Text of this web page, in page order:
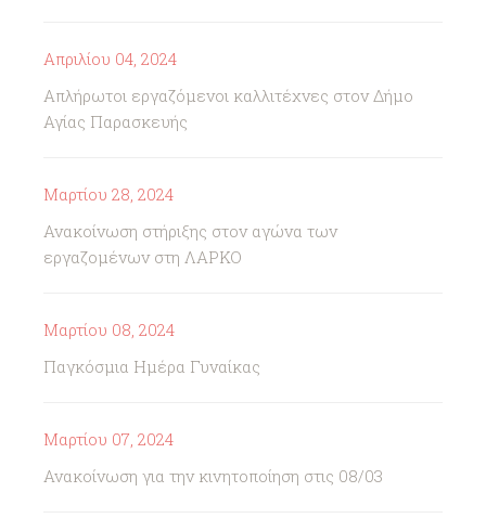
Απριλίου 04, 2024
Απλήρωτοι εργαζόμενοι καλλιτέχνες στον Δήμο
Αγίας Παρασκευής
Μαρτίου 28, 2024
Ανακοίνωση στήριξης στον αγώνα των
εργαζομένων στη ΛΑΡΚΟ
Μαρτίου 08, 2024
Παγκόσμια Ημέρα Γυναίκας
Μαρτίου 07, 2024
Ανακοίνωση για την κινητοποίηση στις 08/03